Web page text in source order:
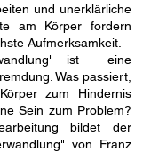
und unerklärliche
am Körper fordern
Aufmerksamkeit.
ist eine
Was passiert,
zum Hindernis
Sein zum Problem?
bildet der
von Franz